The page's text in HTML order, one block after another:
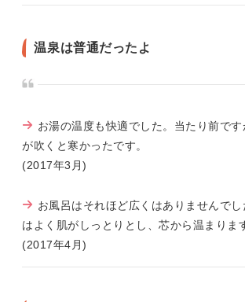
温泉は普通だったよ
お湯の温度も快適でした。当たり前で
が吹くと寒かったです。
(2017年3月)
お風呂はそれほど広くはありませんで
はよく肌がしっとりとし、芯から温まりま
(2017年4月)